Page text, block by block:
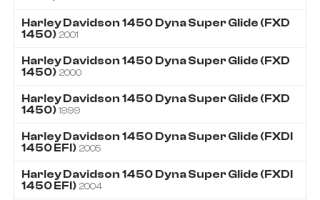
Harley Davidson 1450 Dyna Super Glide (FXD
1450) 2001
Harley Davidson 1450 Dyna Super Glide (FXD
1450) 2000
Harley Davidson 1450 Dyna Super Glide (FXD
1450) 1999
Harley Davidson 1450 Dyna Super Glide (FXDI
1450 EFI) 2005
Harley Davidson 1450 Dyna Super Glide (FXDI
1450 EFI) 2004